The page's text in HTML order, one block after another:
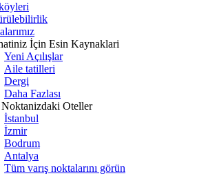
İçin Esin Kaynaklari
Yeni Açılışlar
Aile tatilleri
Dergi
Daha Fazlası
Oteller
İstanbul
İzmir
Bodrum
Antalya
Tüm varış noktalarını görün